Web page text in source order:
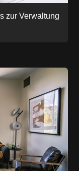
zur Verwaltung